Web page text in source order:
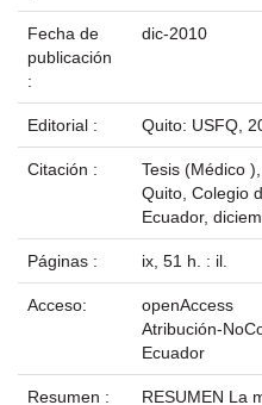
Fecha de
publicación
:
dic-2010
Editorial : Quito: USFQ,
Citación :
Tesis (Médico
Quito, Colegio
Ecuador,
Páginas : ix, 51 h. : il.
Acceso:
openAccess
Atribución-
Ecuador
Resumen :
RESUMEN La